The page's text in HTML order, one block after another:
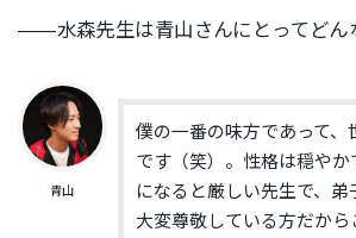
——水森先生は青山さんにとってどん
青山
僕の一番の味方であって、
です（笑）。性格は穏やか
になると厳しい先生で、弟
大変尊敬している方だから